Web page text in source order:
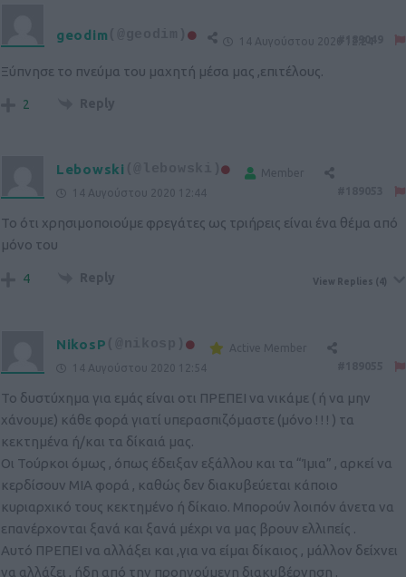
geodim 14 Αυγούστου 2020 12:24
#189049
Ξύπνησε το πνεύμα του μαχητή μέσα μας ,επιτέλους.
2 Reply
Lebowski (@lebowski)
Member
14 Αυγούστου 2020 12:44
Το ότι χρησιμοποιούμε φρεγάτες ως τριήρεις είναι ένα θέμα από
μόνο του
4 Reply View Replies (4)
NikosP
Active Member
14 Αυγούστου 2020 12:54
Το δυστύχημα για εμάς είναι οτι ΠΡΕΠΕΙ να νικάμε ( ή να μην
χάνουμε) κάθε φορά γιατί υπερασπιζόμαστε (μόνο ! ! ! ) τα
κεκτημένα ή/και τα δίκαιά μας.
Οι Τούρκοι όμως , όπως έδειξαν εξάλλου και τα “Ίμια” , αρκεί να
κερδίσουν ΜΙΑ φορά , καθώς δεν διακυβεύεται κάποιο
κυριαρχικό τους κεκτημένο ή δίκαιο. Μπορούν λοιπόν άνετα να
επανέρχονται ξανά και ξανά μέχρι να μας βρουν ελλιπείς .
Αυτό ΠΡΕΠΕΙ να αλλάξει και ,για να είμαι δίκαιος , μάλλον δείχνει
να αλλάζει , ήδη από την προηγούμενη διακυβέρνηση .